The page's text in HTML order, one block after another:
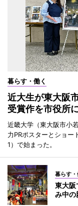
暮らす・働く
近大生が東大阪
受賞作を市役所
近畿大学（東大阪市小
力PRポスターとショ
1）で始まった。
暮らす・
東大
み中の